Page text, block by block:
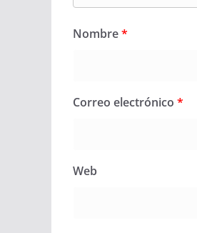
Nombre*
Correo electrónico *
Web